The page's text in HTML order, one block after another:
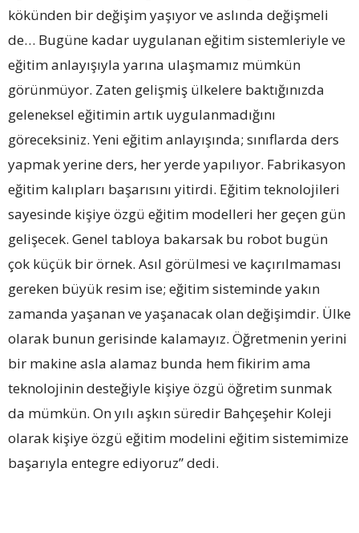
kökünden bir değişim yaşıyor ve aslında değişmeli
de… Bugüne kadar uygulanan eğitim sistemleriyle ve
eğitim anlayışıyla yarına ulaşmamız mümkün
görünmüyor. Zaten gelişmiş ülkelere baktığınızda
geleneksel eğitimin artık uygulanmadığını
göreceksiniz. Yeni eğitim anlayışında; sınıflarda ders
yapmak yerine ders, her yerde yapılıyor. Fabrikasyon
eğitim kalıpları başarısını yitirdi. Eğitim teknolojileri
sayesinde kişiye özgü eğitim modelleri her geçen gün
gelişecek. Genel tabloya bakarsak bu robot bugün
çok küçük bir örnek. Asıl görülmesi ve kaçırılmaması
gereken büyük resim ise; eğitim sisteminde yakın
zamanda yaşanan ve yaşanacak olan değişimdir. Ülke
olarak bunun gerisinde kalamayız. Öğretmenin yerini
bir makine asla alamaz bunda hem fikirim ama
teknolojinin desteğiyle kişiye özgü öğretim sunmak
da mümkün. On yılı aşkın süredir Bahçeşehir Koleji
olarak kişiye özgü eğitim modelini eğitim sistemimize
başarıyla entegre ediyoruz” dedi.